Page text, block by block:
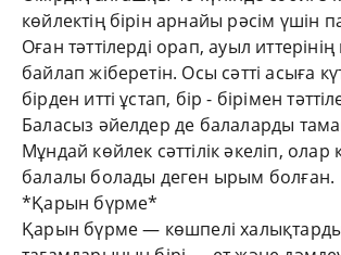
көйлектің бірін арнайы рәсім үшін
Оған тәттілерді орап, ауыл
байлап жіберетін. Осы сәтті асыға
бірден итті ұстап, бір - бірімен
Баласыз әйелдер де балаларды
Мұндай көйлек сәттілік әкеліп,
балалы болады деген ырым болған.
*Қарын бүрме*
Қарын бүрме — көшпелі